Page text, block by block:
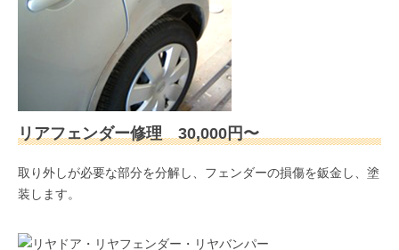
リアフェンダー修理 30,000円〜
取り外しが必要な部分を分解し、フェンダーの損傷を鈑金し、塗
装します。